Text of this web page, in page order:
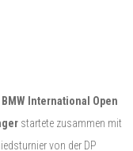
BMW International Open
startete zusammen mit
von der DP